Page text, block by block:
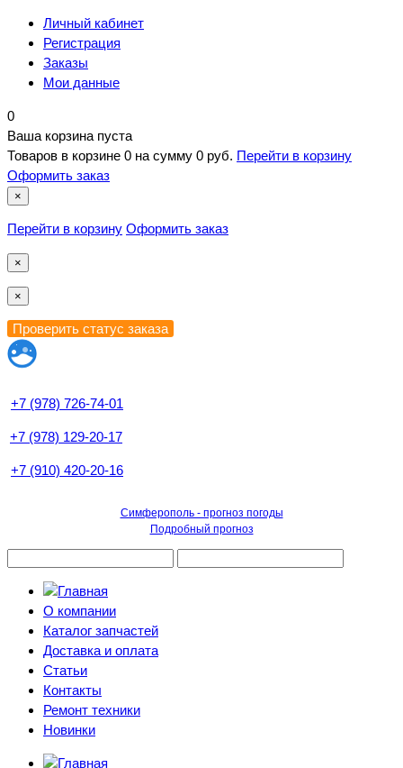
Личный кабинет
Регистрация
Заказы
Мои данные
0
Ваша корзина пуста
Товаров в корзине 0 на сумму 0 руб. Перейти в корзину
Оформить заказ
×
Перейти в корзину Оформить заказ
×
×
+7 (978) 726-74-01
+7 (978) 129-20-17
+7 (910) 420-20-16
Симферополь - прогноз погоды
Подробный прогноз
О компании
Каталог запчастей
Доставка и оплата
Статьи
Контакты
Ремонт техники
Новинки